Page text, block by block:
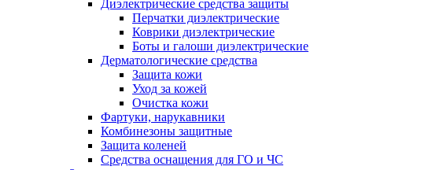
Диэлектрические средства защиты
Перчатки диэлектрические
Коврики диэлектрические
Боты и галоши диэлектрические
Дерматологические средства
Защита кожи
Уход за кожей
Очистка кожи
Фартуки, нарукавники
Комбинезоны защитные
Защита коленей
Средства оснащения для ГО и ЧС